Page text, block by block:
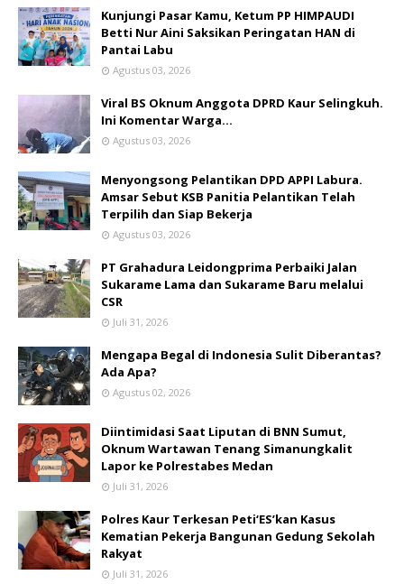
Kunjungi Pasar Kamu, Ketum PP HIMPAUDI
Betti Nur Aini Saksikan Peringatan HAN di
Pantai Labu
Agustus 03, 2026
Viral BS Oknum Anggota DPRD Kaur Selingkuh.
Ini Komentar Warga…
Agustus 03, 2026
Menyongsong Pelantikan DPD APPI Labura.
Amsar Sebut KSB Panitia Pelantikan Telah
Terpilih dan Siap Bekerja
Agustus 03, 2026
PT Grahadura Leidongprima Perbaiki Jalan
Sukarame Lama dan Sukarame Baru melalui
CSR
Juli 31, 2026
Mengapa Begal di Indonesia Sulit Diberantas?
Ada Apa?
Agustus 02, 2026
Diintimidasi Saat Liputan di BNN Sumut,
Oknum Wartawan Tenang Simanungkalit
Lapor ke Polrestabes Medan
Juli 31, 2026
Polres Kaur Terkesan Peti‘ES’kan Kasus
Kematian Pekerja Bangunan Gedung Sekolah
Rakyat
Juli 31, 2026